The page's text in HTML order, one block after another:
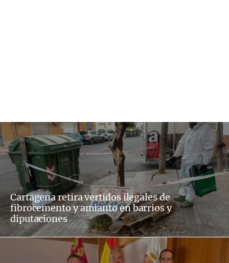
Cartagena retira vertidos ilegales de
fibrocemento y amianto en barrios y
diputaciones